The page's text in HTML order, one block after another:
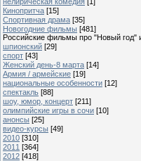
Кинопритча [15]
Спортивная драма [35]
Новогодние фильмы [481]
Российские фильмы про "Новый год"
шпионский [29]
спорт [43]
Женский день-8 марта [14]
Армия / армейские [19]
национальные особенности [12]
спектакль [88]
шоу, юмор, концерт [211]
олимпийские игры в сочи [10]
анонсы [25]
видео-курсы [49]
2010 [310]
2011 [364]
2012 [418]